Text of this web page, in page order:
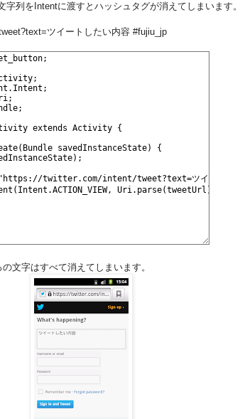
字列をIntentに渡すとハッシュタグが消えてしまいます。
ツイートしたい内容 #fujiu_jp
文字はすべて消えてしまいます。